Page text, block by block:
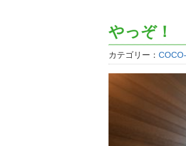
やっぞ！
カテゴリー：